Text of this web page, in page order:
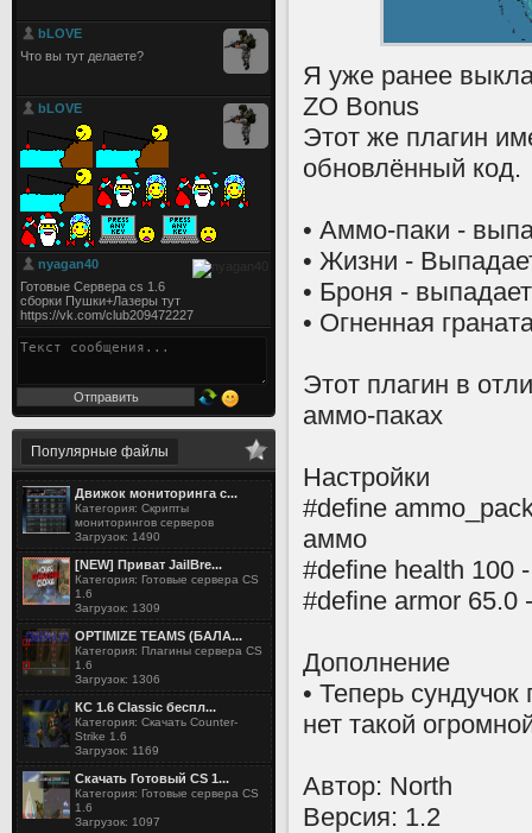
Популярные файлы
Движок мониторинга с...
Категория: Скрипты
мониторингов серверов
Загрузок: 1490
[NEW] Приват JailBre...
Категория: Готовые сервера CS
1.6
Загрузок: 1309
OPTIMIZE TEAMS (БАЛА...
Категория: Плагины сервера CS
1.6
Загрузок: 1306
КС 1.6 Classic беспл...
Категория: Скачать Counter-
Strike 1.6
Загрузок: 1169
Скачать Готовый CS 1...
Категория: Готовые сервера CS
1.6
Загрузок: 1097
Я уже ранее
ZO Bonus
Этот же плагин
обновлённый код.
• Аммо-паки -
• Жизни -
• Броня -
• Огненная
Этот плагин в
аммо-паках
Настройки
#define
аммо
#define health 100
#define armor 65.0
Дополнение
• Теперь
нет такой
Автор: North
Версия: 1.2